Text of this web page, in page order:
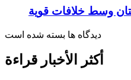
وسط خلافات قوية
دیدگاه ها بسته شده است
أكثر الأخبار قراءة